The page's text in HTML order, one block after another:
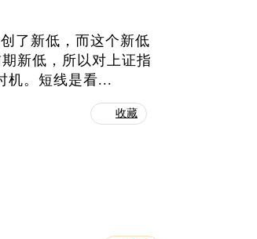
了新低，而这个新低
新低，所以对上证指
机。短线是看...
收藏